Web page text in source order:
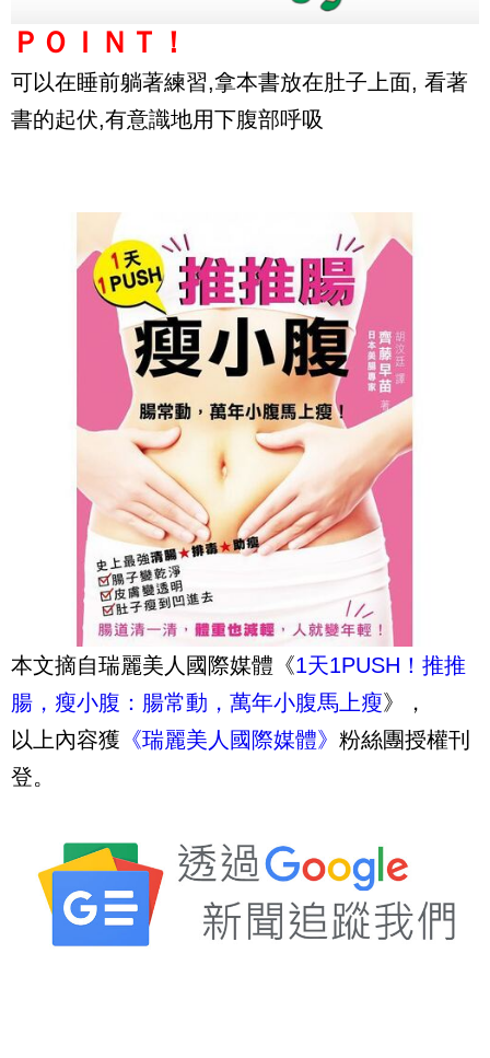
ＰＯＩＮＴ！
可以在睡前躺著練習,拿本書放在肚子上面, 看著
書的起伏,有意識地用下腹部呼吸
本文摘自瑞麗美人國際媒體《1天1PUSH！推推
腸，瘦小腹：腸常動，萬年小腹馬上瘦》，
以上內容獲 《瑞麗美人國際媒體》 粉絲團授權刊
登。